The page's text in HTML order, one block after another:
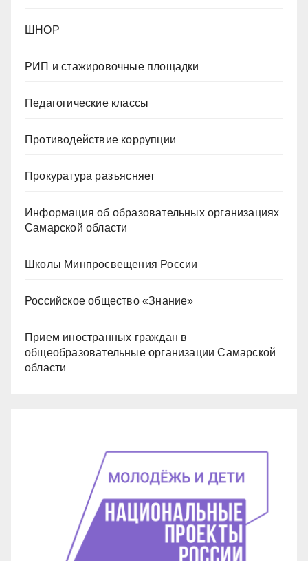
ШНОР
РИП и стажировочные площадки
Педагогические классы
Противодействие коррупции
Прокуратура разъясняет
Информация об образовательных организациях
Самарской области
Школы Минпросвещения России
Российское общество «Знание»
Прием иностранных граждан в
общеобразовательные организации Самарской
области